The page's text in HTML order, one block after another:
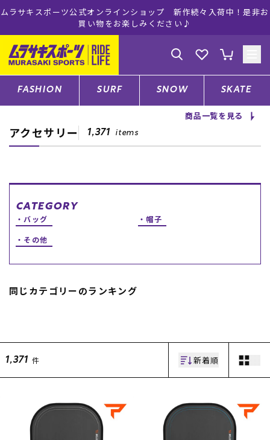
ムラサキスポーツ公式オンラインショップ 新作続々入荷中！是非お
買い物をお楽しみください♪
ゲスト様
ログイン 会員登録
店舗一覧
CATEGORY
ファッションTOP
スノーTOP
ブランド一覧
特集一覧
RIDE LIFE MAGAZINE一
ご利用ガイド
会員ランク
店頭受取サービス
FASHION SURF SNOW SKATE
商品一覧を見る
アクセサリー 1,371 items
CATEGORY
バッグ
帽子
その他
同じカテゴリーのランキング
1,371 件 新着順